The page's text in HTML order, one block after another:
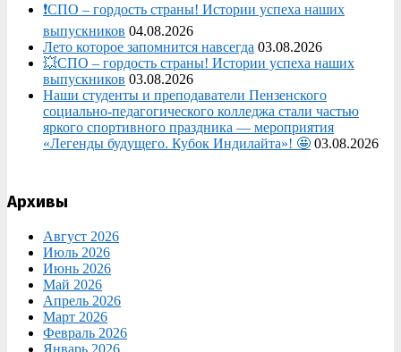
❗СПО – гордость страны! Истории успеха наших
выпускников 04.08.2026
Лето которое запомнится навсегда 03.08.2026
💥СПО – гордость страны! Истории успеха наших
выпускников 03.08.2026
Наши студенты и преподаватели Пензенского
социально‑педагогического колледжа стали частью
яркого спортивного праздника — мероприятия
«Легенды будущего. Кубок Индилайта»! 🤩 03.08.2026
Архивы
Август 2026
Июль 2026
Июнь 2026
Май 2026
Апрель 2026
Март 2026
Февраль 2026
Январь 2026